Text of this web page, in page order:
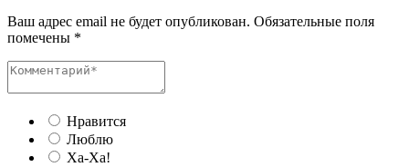
Ваш адрес email не будет опубликован. Обязательные поля
помечены *
Нравится
Люблю
Ха-Ха!